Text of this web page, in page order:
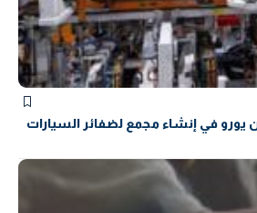
80 مليون يورو في إنشاء مجمع لضفائر السيارات